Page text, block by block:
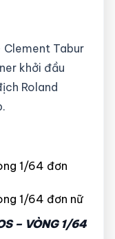
Clement Tabur
khởi đầu
Roland
1/64 đơn
1/64 đơn nữ
– VÒNG 1/64